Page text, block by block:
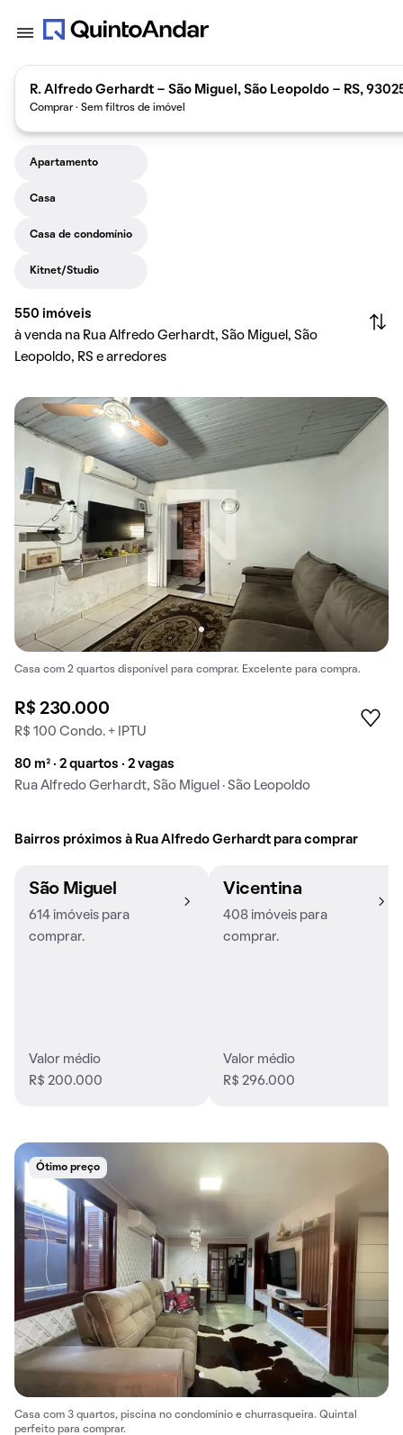
R. Alfredo Gerhardt - São Miguel, São Leopoldo - RS,
Comprar · Sem filtros de imóvel
Apartamento
Casa
Casa de condomínio
Kitnet/Studio
550 imóveis
à venda na Rua Alfredo Gerhardt, São Miguel, São
Leopoldo, RS e arredores
Casa com 2 quartos disponível para comprar. Excelente para compra.
R$ 230.000
R$ 100 Condo. + IPTU
80 m² · 2 quartos · 2 vagas
Rua Alfredo Gerhardt, São Miguel · São Leopoldo
Bairros próximos à Rua Alfredo Gerhardt para comprar
São Miguel
614 imóveis para
comprar.
Valor médio
R$ 200.000
Vicentina
408 imóveis para
comprar.
Valor médio
R$ 296.000
Ótimo preço
Casa com 3 quartos, piscina no condomínio e churrasqueira. Quintal
perfeito para comprar.